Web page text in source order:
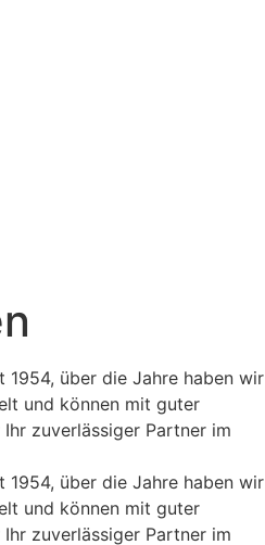
1954, über die Jahre haben wir
und können mit guter
zuverlässiger Partner im
1954, über die Jahre haben wir
und können mit guter
zuverlässiger Partner im